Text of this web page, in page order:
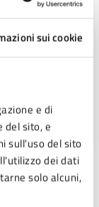
sui cookie
e di
del sito, e
sull'uso del sito
dei dati
solo alcuni,